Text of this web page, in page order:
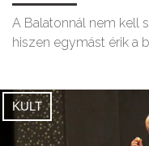
A Balatonnál nem kell
hiszen egymást érik a
KULT